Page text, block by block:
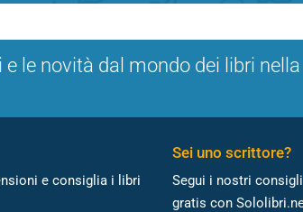
e le novità dal mondo dei libri nella
e consiglia i libri
Sei uno scrittore?
Segui i nostri
gratis con